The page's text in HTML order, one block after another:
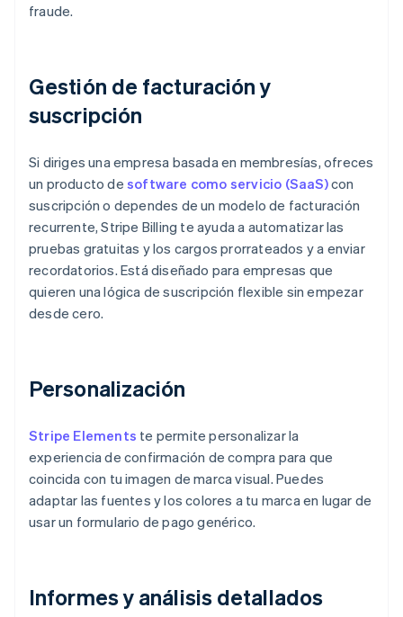
fraude.
Gestión de facturación y
suscripción
Si diriges una empresa basada en membresías, ofreces
un producto de software como servicio (SaaS)con
suscripción o dependes de un modelo de facturación
recurrente, Stripe Billing te ayuda a automatizar las
pruebas gratuitas y los cargos prorrateados y a enviar
recordatorios. Está diseñado para empresas que
quieren una lógica de suscripción flexible sin empezar
desde cero.
Personalización
Stripe Elements te permite personalizar la
experiencia de confirmación de compra para que
coincida con tu imagen de marca visual. Puedes
adaptar las fuentes y los colores a tu marca en lugar de
usar un formulario de pago genérico.
Informes y análisis detallados